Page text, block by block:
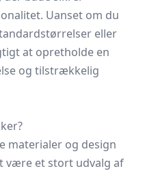
Uanset om du
eller
at opretholde en
og tilstrækkelig
materialer og design
være et stort udvalg af